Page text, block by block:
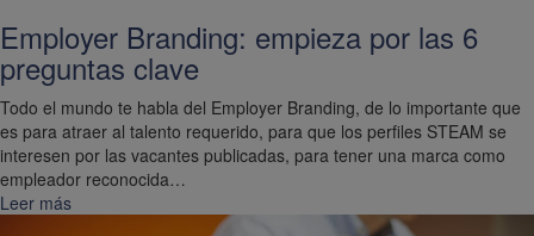
Employer Branding: empieza por las 6
preguntas clave
Todo el mundo te habla del Employer Branding, de lo importante que
es para atraer al talento requerido, para que los perfiles STEAM se
interesen por las vacantes publicadas, para tener una marca como
empleador reconocida…
Leer más